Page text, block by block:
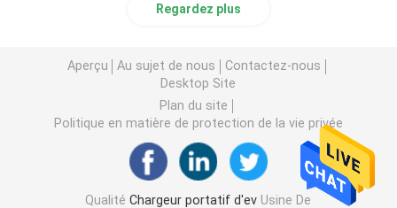
Regardez plus
Aperçu Au sujet de nous
Contactez-nous
Desktop Site
Plan du site
Politique en matière de protection de la vie privée
QualitéChargeur portatif d'ev Usine De